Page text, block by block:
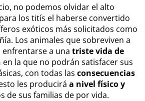
no podemos olvidar el alto
los titís el haberse convertido
exóticos más solicitados como
Los animales que sobreviven a
a una triste vida de
en la que no podrán satisfacer sus
con todas las consecuencias
les producirá a nivel físico y
de sus familias de por vida.